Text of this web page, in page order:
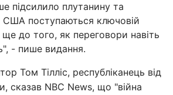
підсилило плутанину та
поступаються ключовій
ще до того, як переговори навіть
- пише видання.
Том Тілліс, республіканець від
сказав NBC News, що "війна